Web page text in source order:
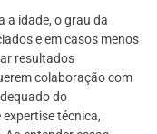
a idade, o grau da
e em casos menos
resultados
colaboração com
do
técnica,